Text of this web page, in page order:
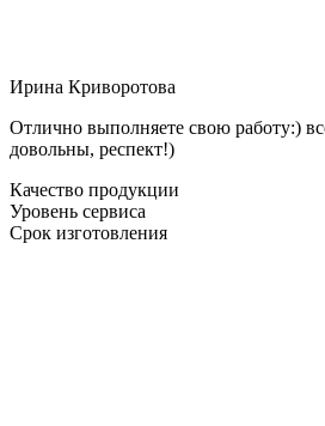
Ирина Криворотова
Отлично выполняете свою работу:)
довольны, респект!)
Качество продукции
Уровень сервиса
Срок изготовления